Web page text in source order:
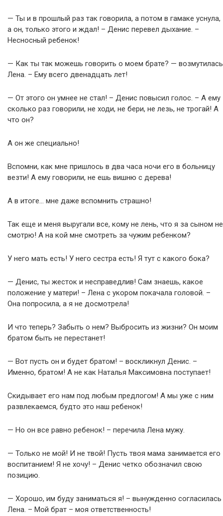
— Ты и в прошлый раз так говорила, а потом в гамаке уснула,
а он, только этого и ждал! – Денис перевел дыхание. –
Несносный ребенок!
— Как ты так можешь говорить о моем брате? — возмутилась
Лена. – Ему всего двенадцать лет!
— От этого он умнее не стал! – Денис повысил голос. – А ему
сколько раз говорили, не ходи, не бери, не лезь, не трогай! А
что он?
А он же специально!
Вспомни, как мне пришлось в два часа ночи его в больницу
везти! А ему говорили, не ешь вишню с дерева!
А в итоге… мне даже вспомнить страшно!
Так еще и меня выругали все, кому не лень, что я за сыном не
смотрю! А на кой мне смотреть за чужим ребенком?
У него мать есть! У него сестра есть! Я тут с какого бока?
— Денис, ты жесток и несправедлив! Сам знаешь, какое
положение у матери! – Лена с укором покачала головой. –
Она попросила, а я не досмотрела!
И что теперь? Забыть о нем? Выбросить из жизни? Он моим
братом быть не перестанет!
— Вот пусть он и будет братом! – воскликнул Денис. –
Именно, братом! А не как Наталья Максимовна поступает!
Скидывает его нам под любым предлогом! А мы уже с ним
развлекаемся, будто это наш ребенок!
— Но он все равно ребенок! – перечила Лена мужу.
— Только не мой! И не твой! Пусть твоя мама занимается его
воспитанием! Я не хочу! – Денис четко обозначил свою
позицию.
— Хорошо, им буду заниматься я! – вынужденно согласилась
Лена. – Мой брат – моя ответственность!